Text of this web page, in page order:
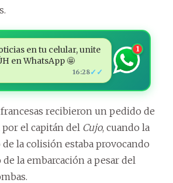
en tu celular, unite
en WhatsApp 🤩
16:28✓✓
1
recibieron un pedido de
el capitán del Cujo, cuando la
la colisión estaba provocando
la embarcación a pesar del